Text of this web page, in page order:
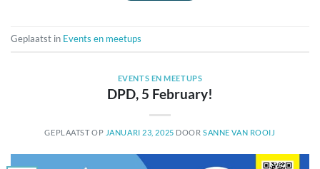
Geplaatst in Events en meetups
EVENTS EN MEETUPS
DPD, 5 February!
GEPLAATST OP JANUARI 23, 2025 DOORSANNE VAN ROOIJ